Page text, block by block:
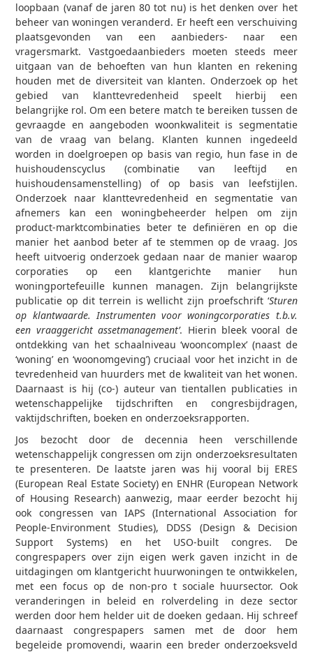
loopbaan (vanaf de jaren 80 tot nu) is het denken over het
beheer van woningen veranderd. Er heeft een verschuiving
plaatsgevonden van een aanbieders- naar een
vragersmarkt. Vastgoedaanbieders moeten steeds meer
uitgaan van de behoeften van hun klanten en rekening
houden met de diversiteit van klanten. Onderzoek op het
gebied van klanttevredenheid speelt hierbij een
belangrijke rol. Om een betere match te bereiken tussen de
gevraagde en aangeboden woonkwaliteit is segmentatie
van de vraag van belang. Klanten kunnen ingedeeld
worden in doelgroepen op basis van regio, hun fase in de
huishoudenscyclus (combinatie van leeftijd en
huishoudensamenstelling) of op basis van leefstijlen.
Onderzoek naar klanttevredenheid en segmentatie van
afnemers kan een woningbeheerder helpen om zijn
product-marktcombinaties beter te definiëren en op die
manier het aanbod beter af te stemmen op de vraag. Jos
heeft uitvoerig onderzoek gedaan naar de manier waarop
corporaties op een klantgerichte manier hun
woningportefeuille kunnen managen. Zijn belangrijkste
publicatie op dit terrein is wellicht zijn proefschrift ‘Sturen
op klantwaarde. Instrumenten voor woningcorporaties t.b.v.
een vraaggericht assetmanagement’. Hierin bleek vooral de
ontdekking van het schaalniveau ‘wooncomplex’ (naast de
‘woning’ en ‘woonomgeving’) cruciaal voor het inzicht in de
tevredenheid van huurders met de kwaliteit van het wonen.
Daarnaast is hij (co-) auteur van tientallen publicaties in
wetenschappelijke tijdschriften en congresbijdragen,
vaktijdschriften, boeken en onderzoeksrapporten.
Jos bezocht door de decennia heen verschillende
wetenschappelijk congressen om zijn onderzoeksresultaten
te presenteren. De laatste jaren was hij vooral bij ERES
(European Real Estate Society) en ENHR (European Network
of Housing Research) aanwezig, maar eerder bezocht hij
ook congressen van IAPS (International Association for
People-Environment Studies), DDSS (Design & Decision
Support Systems) en het USO-built congres. De
congrespapers over zijn eigen werk gaven inzicht in de
uitdagingen om klantgericht huurwoningen te ontwikkelen,
met een focus op de non-pro t sociale huursector. Ook
veranderingen in beleid en rolverdeling in deze sector
werden door hem helder uit de doeken gedaan. Hij schreef
daarnaast congrespapers samen met de door hem
begeleide promovendi, waarin een breder onderzoeksveld